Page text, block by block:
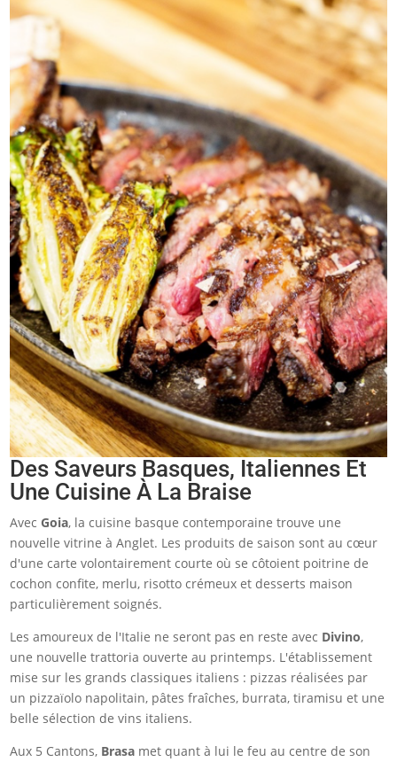
Des Saveurs Basques, Italiennes Et
Une Cuisine À La Braise
AvecGoia, la cuisine basque contemporaine trouve une
nouvelle vitrine à Anglet. Les produits de saison sont au cœur
d'une carte volontairement courte où se côtoient poitrine de
cochon confite, merlu, risotto crémeux et desserts maison
particulièrement soignés.
Les amoureux de l'Italie ne seront pas en reste avec Divino,
une nouvelle trattoria ouverte au printemps. L'établissement
mise sur les grands classiques italiens : pizzas réalisées par
un pizzaïolo napolitain, pâtes fraîches, burrata, tiramisu et une
belle sélection de vins italiens.
Aux 5 Cantons, Brasa met quant à lui le feu au centre de son